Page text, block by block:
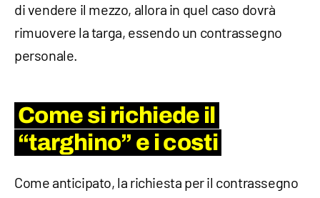
di vendere il mezzo, allora in quel caso dovrà
rimuovere la targa, essendo un contrassegno
personale.
Come si richiede il
“targhino” e i costi
Come anticipato, la richiesta per il contrassegno